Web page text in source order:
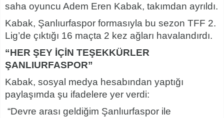
saha oyuncu Adem Eren Kabak, takımdan ayrıldı.
Kabak, Şanlıurfaspor formasıyla bu sezon TFF 2.
Lig’de çıktığı 16 maçta 2 kez ağları havalandırdı.
“HER ŞEY İÇİN TEŞEKKÜRLER
ŞANLIURFASPOR”
Kabak, sosyal medya hesabından yaptığı
paylaşımda şu ifadelere yer verdi:
“Devre arası geldiğim Şanlıurfaspor ile